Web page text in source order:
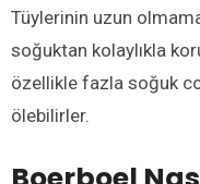
Tüylerinin uzun
soğuktan kolaylıkla
özellikle fazla soğuk
ölebilirler.